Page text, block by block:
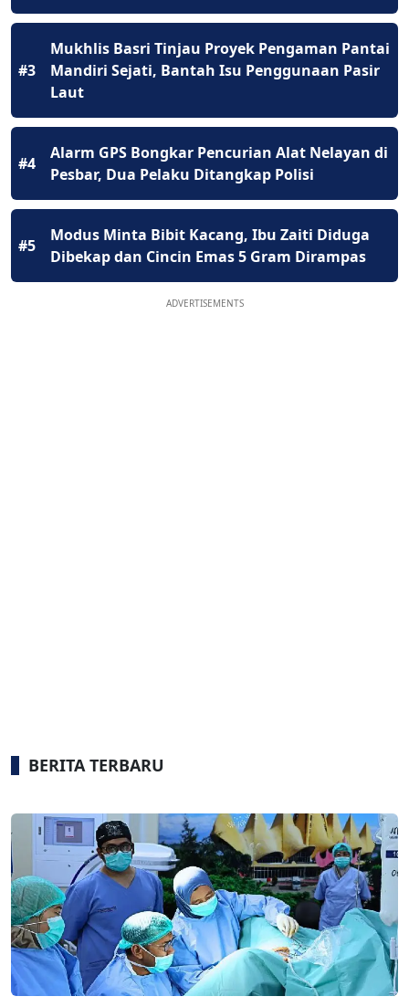
#3
Mukhlis Basri Tinjau Proyek Pengaman Pantai
Mandiri Sejati, Bantah Isu Penggunaan Pasir
Laut
#4
Alarm GPS Bongkar Pencurian Alat Nelayan di
Pesbar, Dua Pelaku Ditangkap Polisi
#5
Modus Minta Bibit Kacang, Ibu Zaiti Diduga
Dibekap dan Cincin Emas 5 Gram Dirampas
ADVERTISEMENTS
BERITA TERBARU